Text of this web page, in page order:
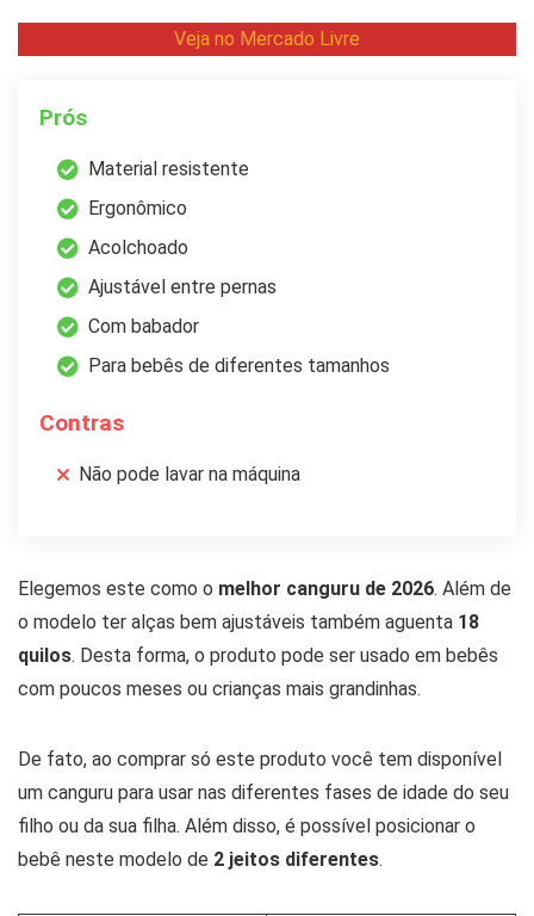
Veja no Mercado Livre
Prós
Material resistente
Ergonômico
Acolchoado
Ajustável entre pernas
Com babador
Para bebês de diferentes tamanhos
Contras
Não pode lavar na máquina
Elegemos este como o melhor canguru de 2026. Além de
o modelo ter alças bem ajustáveis também aguenta 18
quilos. Desta forma, o produto pode ser usado em bebês
com poucos meses ou crianças mais grandinhas.
De fato, ao comprar só este produto você tem disponível
um canguru para usar nas diferentes fases de idade do seu
filho ou da sua filha. Além disso, é possível posicionar o
bebê neste modelo de 2 jeitos diferentes.